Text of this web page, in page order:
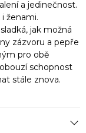
a jedinečnost.
ženami.
jak možná
zázvoru a pepře
pro obě
schopnost
stále znova.